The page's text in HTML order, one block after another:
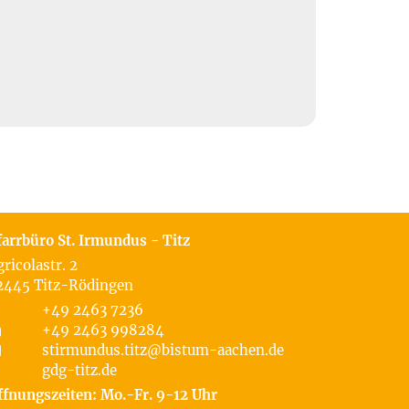
St. Irmundus - Titz
2
Titz-Rödingen
+49 2463 7236
+49 2463 998284
stirmundus.titz@bistum-aachen.de
gdg-titz.de
Mo.-Fr. 9-12 Uhr